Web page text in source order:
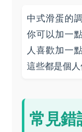
中式滑蛋的
你可以加一
人喜歡加一
這些都是個人
常見錯